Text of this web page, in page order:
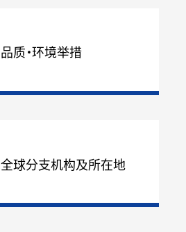
品质・环境举措
全球分支机构及所在地